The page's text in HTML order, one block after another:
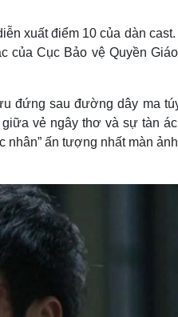
xuất điểm 10 của dàn cast.
của Cục Bảo vệ Quyền
đứng sau đường dây ma
vẻ ngây thơ và sự tàn
nhân” ấn tượng nhất màn